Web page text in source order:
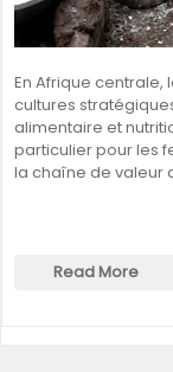
En Afrique centrale,
cultures
alimentaire et
particulier pour les
la chaîne de valeur
Read More